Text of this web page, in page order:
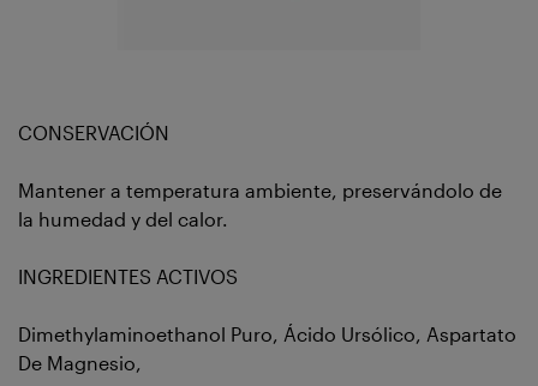
CONSERVACIÓN
Mantener a temperatura ambiente, preservándolo de
la humedad y del calor.
INGREDIENTES ACTIVOS
Dimethylaminoethanol Puro, Ácido Ursólico, Aspartato
De Magnesio,